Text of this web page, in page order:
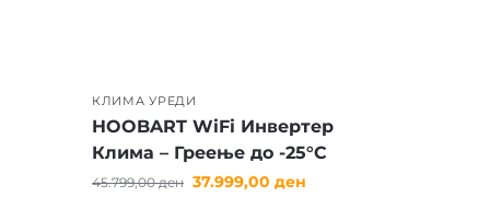
КЛИМА УРЕДИ
HOOBART WiFi Инвертер
Клима – Греење до -25°C
45.799,00ден 37.999,00ден